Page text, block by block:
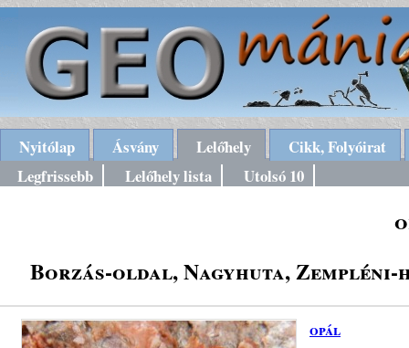
Nyitólap Ásvány Lelőhely
Cikk, Folyóirat
Legfrissebb
Lelőhely lista Utolsó 10
Borzás-oldal, Nagyhuta, Zempléni-
opál